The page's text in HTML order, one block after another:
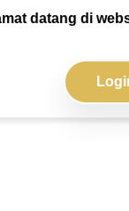
datang di